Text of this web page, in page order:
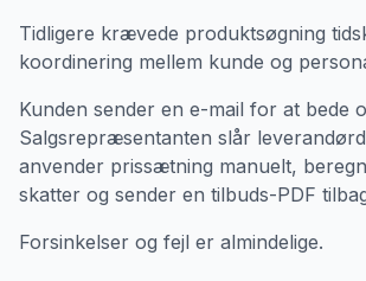
Tidligere krævede produktsøgning
koordinering mellem kunde og
Kunden sender en e-mail for at bede
Salgsrepræsentanten slår
anvender prissætning manuelt,
skatter og sender en tilbuds-PDF
Forsinkelser og fejl er almindelige.